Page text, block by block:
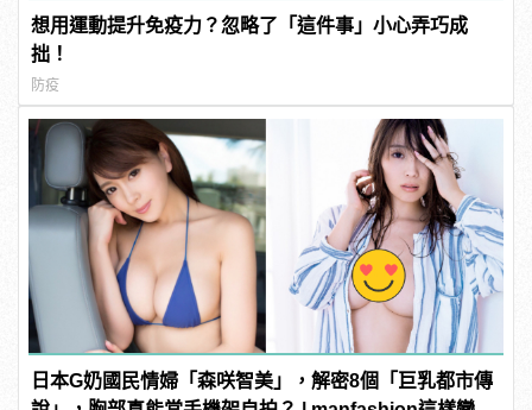
想用運動提升免疫力？忽略了「這件事」小心弄巧成
拙！
防疫
日本G奶國民情婦「森咲智美」，解密8個「巨乳都市傳